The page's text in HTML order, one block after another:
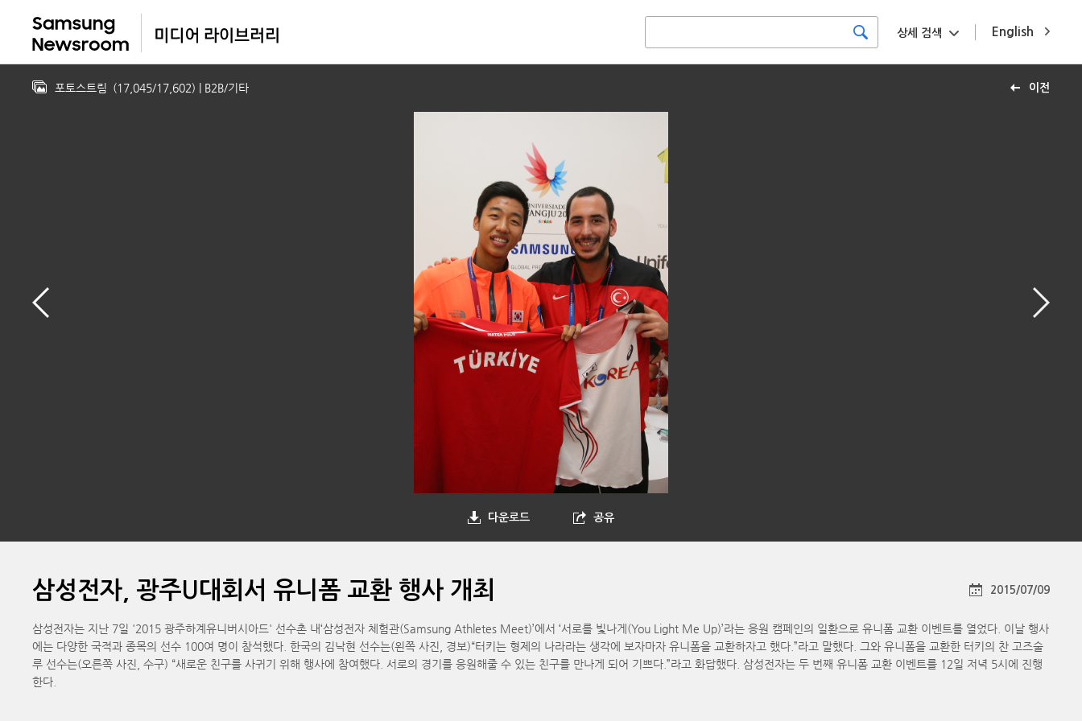
English
상세 검색
이전
포토스트림 (17,045/17,602) | B2B/기타
다운로드 공유
삼성전자, 광주U대회서 유니폼 교환 행사 개최 2015/07/09
삼성전자는 지난 7일 '2015 광주하계유니버시아드' 선수촌 내‘삼성전자 체험관(Samsung Athletes Meet)’에서 ‘서로를 빛나게(You Light Me Up)’라는 응원 캠페인의 일환으로 유니폼 교환 이벤트를 열었다. 이날 행사
에는 다양한 국적과 종목의 선수 100여 명이 참석했다. 한국의 김낙현 선수는(왼쪽 사진, 경보)“터키는 형제의 나라라는 생각에 보자마자 유니폼을 교환하자고 했다.”라고 말했다. 그와 유니폼을 교환한 터키의 찬 고즈술
루 선수는(오른쪽 사진, 수구) “새로운 친구를 사귀기 위해 행사에 참여했다. 서로의 경기를 응원해줄 수 있는 친구를 만나게 되어 기쁘다.”라고 화답했다. 삼성전자는 두 번째 유니폼 교환 이벤트를 12일 저녁 5시에 진행
한다.